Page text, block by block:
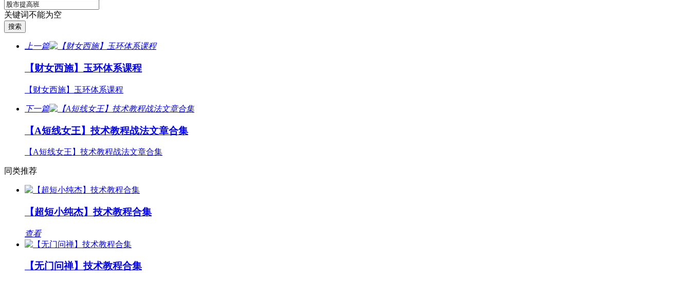
关键词不能为空
上一篇
【财女西施】玉环体系课程
【财女西施】玉环体系课程
下一篇
【A短线女王】技术教程战法文章合集
【A短线女王】技术教程战法文章合集
同类推荐
【超短小纯杰】技术教程合集
查看
【无门问禅】技术教程合集